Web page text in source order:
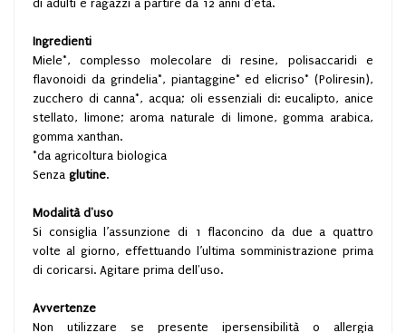
di adulti e ragazzi a partire da 12 anni d’età.
Ingredienti
Miele*, complesso molecolare di resine, polisaccaridi e
flavonoidi da grindelia*, piantaggine* ed elicriso* (Poliresin),
zucchero di canna*, acqua; oli essenziali di: eucalipto, anice
stellato, limone; aroma naturale di limone, gomma arabica,
gomma xanthan.
*da agricoltura biologica
Senza glutine.
Modalità d'uso
Si consiglia l’assunzione di 1 flaconcino da due a quattro
volte al giorno, effettuando l’ultima somministrazione prima
di coricarsi. Agitare prima dell'uso.
Avvertenze
Non utilizzare se presente ipersensibilità o allergia